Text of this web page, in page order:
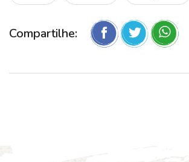
Compartilhe: